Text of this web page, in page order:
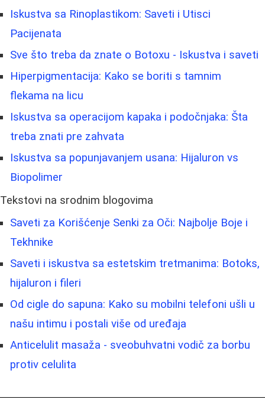
Iskustva sa Rinoplastikom: Saveti i Utisci
Pacijenata
Sve što treba da znate o Botoxu - Iskustva i saveti
Hiperpigmentacija: Kako se boriti s tamnim
flekama na licu
Iskustva sa operacijom kapaka i podočnjaka: Šta
treba znati pre zahvata
Iskustva sa popunjavanjem usana: Hijaluron vs
Biopolimer
Tekstovi na srodnim blogovima
Saveti za Korišćenje Senki za Oči: Najbolje Boje i
Tekhnike
Saveti i iskustva sa estetskim tretmanima: Botoks,
hijaluron i fileri
Od cigle do sapuna: Kako su mobilni telefoni ušli u
našu intimu i postali više od uređaja
Anticelulit masaža - sveobuhvatni vodič za borbu
protiv celulita